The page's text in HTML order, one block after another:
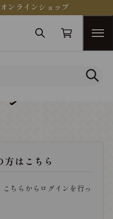
ラインショップ
方はこちら
ちらからログインを行っ